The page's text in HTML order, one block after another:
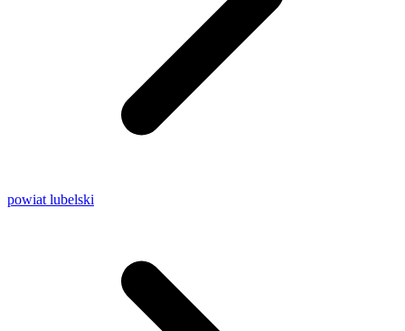
powiat lubelski